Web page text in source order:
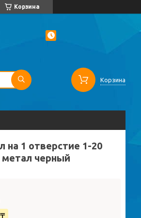
Корзина
Корзина
на 1 отверстие 1-20
метал черный